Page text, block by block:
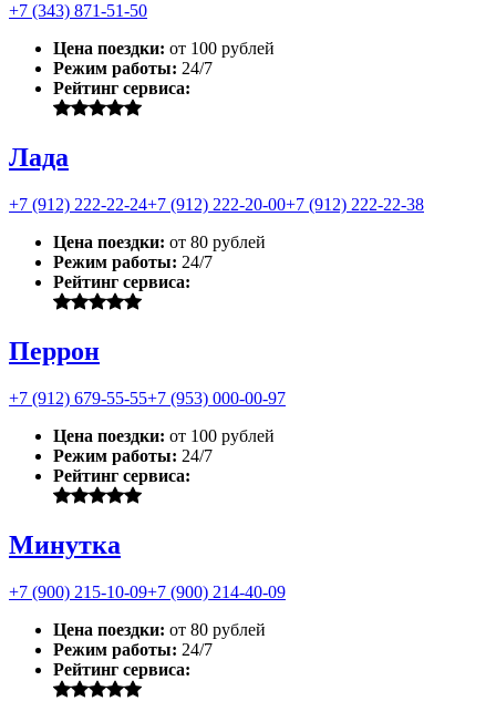
+7 (343) 871-51-50
Цена поездки: от 100 рублей
Режим работы: 24/7
Рейтинг сервиса:
Лада
+7 (912) 222-22-24+7 (912) 222-20-00+7 (912) 222-22-38
Цена поездки: от 80 рублей
Режим работы: 24/7
Рейтинг сервиса:
Перрон
+7 (912) 679-55-55+7 (953) 000-00-97
Цена поездки: от 100 рублей
Режим работы: 24/7
Рейтинг сервиса:
Минутка
+7 (900) 215-10-09+7 (900) 214-40-09
Цена поездки: от 80 рублей
Режим работы: 24/7
Рейтинг сервиса: